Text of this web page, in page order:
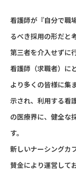
看護師が『自分で職
るべき採用の形だと
第三者を介入せずに
看護師（求職者）に
より多くの皆様に集
示され、利用する看
の医療界に、健全な
す。
新しいナーシングカ
賛金により運営して